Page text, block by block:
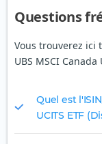
Questions
Vous trouverez ici
UBS MSCI Canada
Quel est
UCITS ETF